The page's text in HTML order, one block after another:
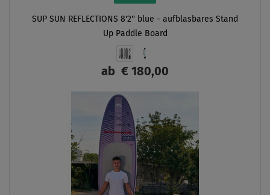
SUP SUN REFLECTIONS 8'2'' blue - aufblasbares Stand
Up Paddle Board
ab € 180,00
ANZEIGEN